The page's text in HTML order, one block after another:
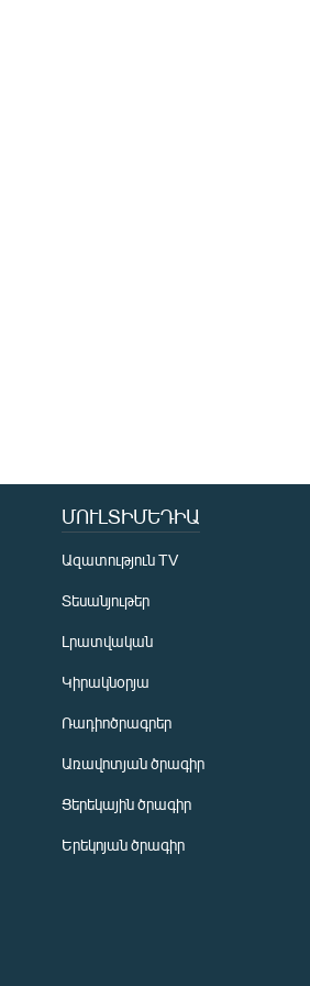
ՄՈՒԼՏԻՄԵԴԻԱ
Ազատություն TV
Տեսանյութեր
Լրատվական
Կիրակնօրյա
Ռադիոծրագրեր
Առավոտյան ծրագիր
Ցերեկային ծրագիր
Երեկոյան ծրագիր